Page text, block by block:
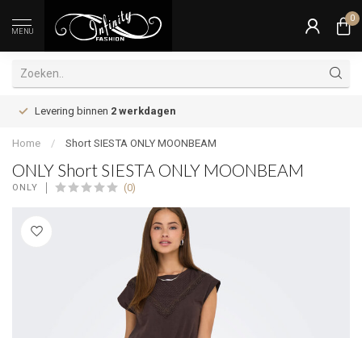
MENU
0
Levering binnen 2 werkdagen
Home / Short SIESTA ONLY MOONBEAM
ONLY Short SIESTA ONLY MOONBEAM
ONLY (0)